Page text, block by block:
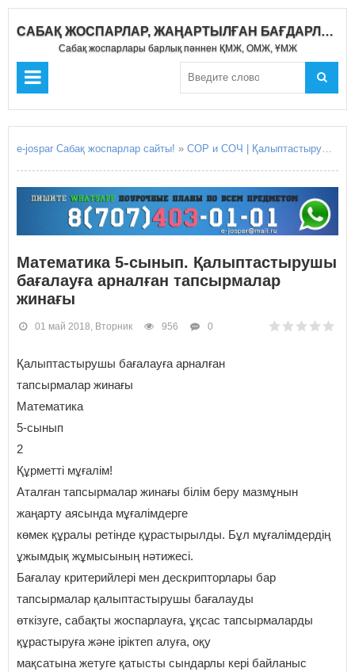
САБАҚ ЖОСПАРЛАР, ЖАҢАРТЫЛҒАН БАҒДАРЛАМА 2018-2019
Сабақ жоспарлары барлық пәннен ҚМЖ, ОМЖ, ҰМЖ
e-jospar Сабақ жоспарлар сайты! » СОР и СОЧ | Қалыптастырушы бағалау Жиынтық бағалау
Математика 5-сынып. Қалыптастырушы
бағалауға арналған тапсырмалар
жинағы
01 май 2018, Вторник 956 0
Қалыптастырушы бағалауға арналған
тапсырмалар жинағы
Математика
5-сынып
2
Құрметті мұғалім!
Аталған тапсырмалар жинағы білім беру мазмұнын
жаңарту аясында мұғалімдерге
көмек құралы ретінде құрастырылды. Бұл мұғалімдердің
ұжымдық жұмысының нәтижесі.
Бағалау критерийлері мен дескрипторлары бар
тапсырмалар қалыптастырушы бағалауды
өткізуге, сабақты жоспарлауға, ұқсас тапсырмаларды
құрастыруға және іріктеп алуға, оқу
мақсатына жетуге қатысты сындарлы кері байланыс